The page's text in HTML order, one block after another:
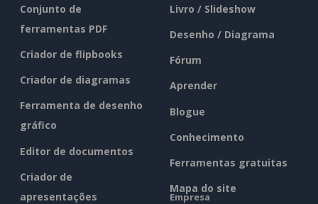
Conjunto de
ferramentas PDF
Criador de flipbooks
Criador de diagramas
Ferramenta de desenho
gráfico
Editor de documentos
Criador de
apresentações
Livro / Slideshow
Desenho / Diagrama
Fórum
Aprender
Blogue
Conhecimento
Ferramentas gratuitas
Mapa do site
Empresa